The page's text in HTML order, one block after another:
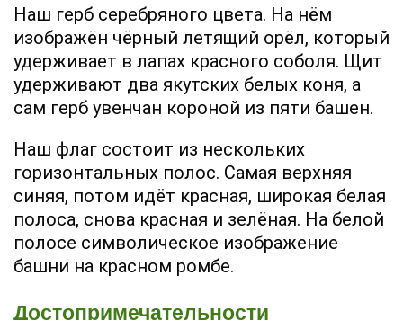
Наш герб серебряного цвета. На нём
изображён чёрный летящий орёл, который
удерживает в лапах красного соболя. Щит
удерживают два якутских белых коня, а
сам герб увенчан короной из пяти башен.
Наш флаг состоит из нескольких
горизонтальных полос. Самая верхняя
синяя, потом идёт красная, широкая белая
полоса, снова красная и зелёная. На белой
полосе символическое изображение
башни на красном ромбе.
Достопримечательности